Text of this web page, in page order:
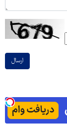
ارسال